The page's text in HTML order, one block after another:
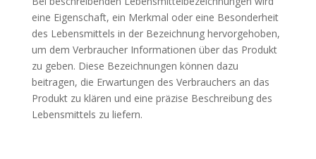
eine Eigenschaft, ein Merkmal oder eine Besonderheit
des Lebensmittels in der Bezeichnung hervorgehoben,
um dem Verbraucher Informationen über das Produkt
zu geben. Diese Bezeichnungen können dazu
beitragen, die Erwartungen des Verbrauchers an das
Produkt zu klären und eine präzise Beschreibung des
Lebensmittels zu liefern.